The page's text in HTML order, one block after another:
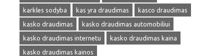
karkles sodyba
kas yra draudimas
kasco draudimas
kasko draudimas
kasko draudimas automobiliui
kasko draudimas internetu
kasko draudimas kaina
kasko draudimas kainos